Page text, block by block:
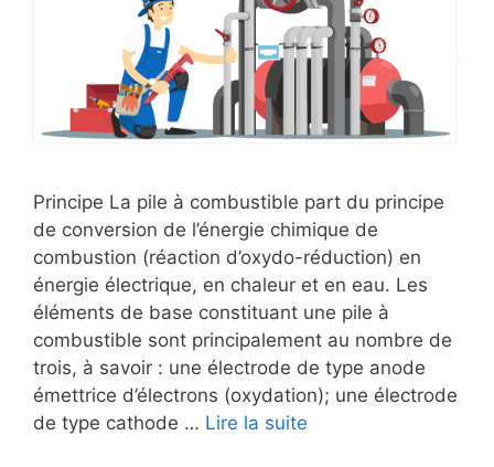
Principe La pile à combustible part du principe
de conversion de l’énergie chimique de
combustion (réaction d’oxydo-réduction) en
énergie électrique, en chaleur et en eau. Les
éléments de base constituant une pile à
combustible sont principalement au nombre de
trois, à savoir : une électrode de type anode
émettrice d’électrons (oxydation); une électrode
de type cathode … Lire la suite